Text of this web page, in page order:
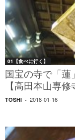
01【食べに行く】
国宝の寺で「蓮
【高田本山専修
TOSHI - 2018-01-16